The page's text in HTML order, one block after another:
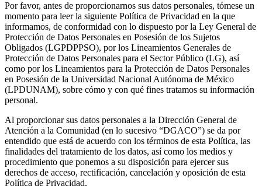
Por favor, antes de proporcionarnos sus datos personales, tómese un
momento para leer la siguiente Política de Privacidad en la que
informamos, de conformidad con lo dispuesto por la Ley General de
Protección de Datos Personales en Posesión de los Sujetos
Obligados (LGPDPPSO), por los Lineamientos Generales de
Protección de Datos Personales para el Sector Público (LG), así
como por los Lineamientos para la Protección de Datos Personales
en Posesión de la Universidad Nacional Autónoma de México
(LPDUNAM), sobre cómo y con qué fines tratamos su información
personal.
Al proporcionar sus datos personales a la Dirección General de
Atención a la Comunidad (en lo sucesivo “DGACO”) se da por
entendido que está de acuerdo con los términos de esta Política, las
finalidades del tratamiento de los datos, así como los medios y
procedimiento que ponemos a su disposición para ejercer sus
derechos de acceso, rectificación, cancelación y oposición de esta
Política de Privacidad.